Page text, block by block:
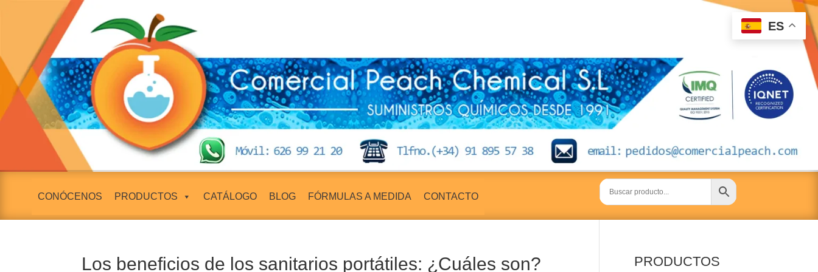
CONÓCENOS PRODUCTOS CATÁLOGO BLOG FÓRMULAS A MEDIDA CONTACTO
Los beneficios de los sanitarios portátiles: ¿Cuáles son? PRODUCTOS
ES